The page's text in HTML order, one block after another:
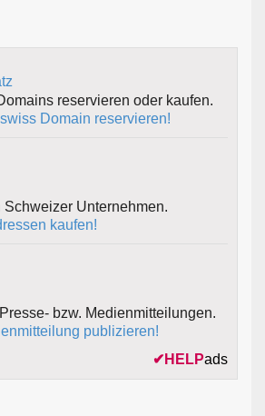
reservieren oder kaufen.
Domain reservieren!
Schweizer Unternehmen.
kaufen!
bzw. Medienmitteilungen.
publizieren!
✔ HELPads